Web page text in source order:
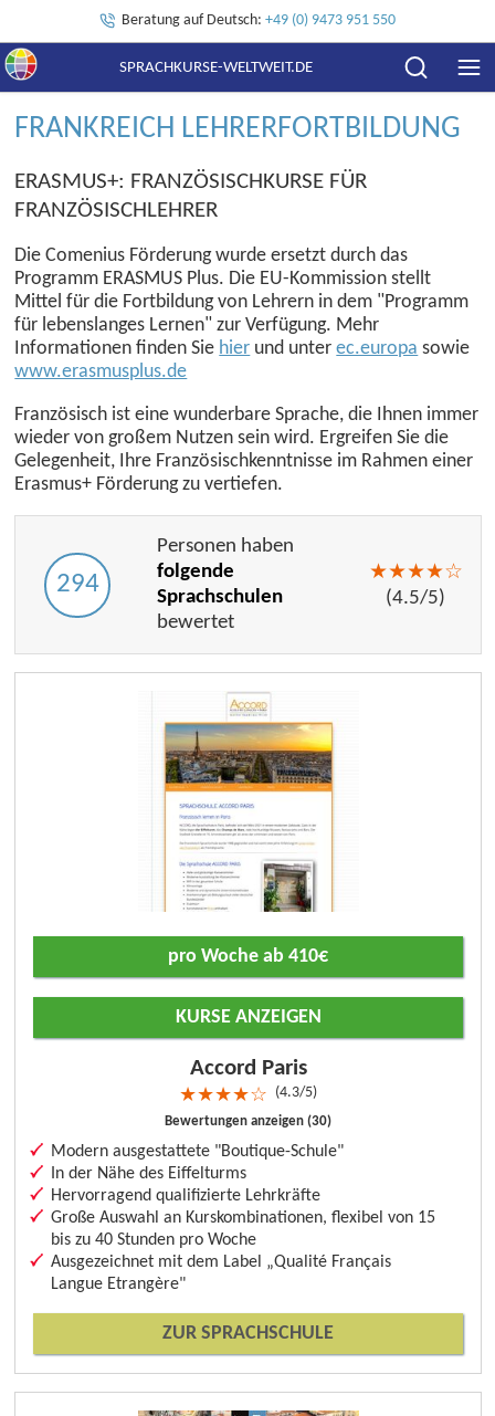
Beratung auf Deutsch: +49 (0) 9473 951 550
SPRACHKURSE-WELTWEIT.DE
FRANKREICH LEHRERFORTBILDUNG
ERASMUS+: FRANZÖSISCHKURSE FÜR
FRANZÖSISCHLEHRER
Die Comenius Förderung wurde ersetzt durch das
Programm ERASMUS Plus. Die EU-Kommission stellt
Mittel für die Fortbildung von Lehrern in dem "Programm
für lebenslanges Lernen" zur Verfügung. Mehr
Informationen finden Sie hier und unterec.europa sowie
www.erasmusplus.de
Französisch ist eine wunderbare Sprache, die Ihnen immer
wieder von großem Nutzen sein wird. Ergreifen Sie die
Gelegenheit, Ihre Französischkenntnisse im Rahmen einer
Erasmus+ Förderung zu vertiefen.
294
Personen haben
folgende
Sprachschulen
bewertet
★★★★☆
(4.5/5)
Accord Paris
★★★★☆ 4.3/5
Bewertungen anzeigen (30)
Modern ausgestattete "Boutique-Schule"
In der Nähe des Eiffelturms
Hervorragend qualifizierte Lehrkräfte
Große Auswahl an Kurskombinationen, flexibel von 15
bis zu 40 Stunden pro Woche
Ausgezeichnet mit dem Label „Qualité Français
Langue Etrangère"
ZUR SPRACHSCHULE
pro Woche ab 410€
KURSE ANZEIGEN